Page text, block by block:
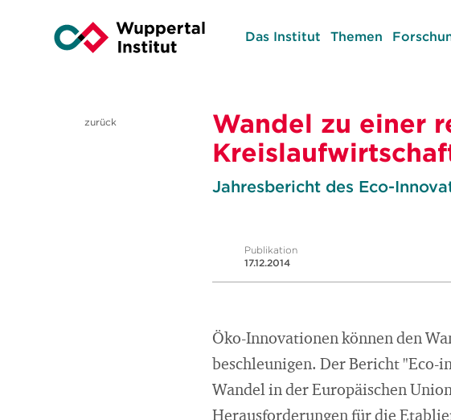
Das Institut Themen
zurück
Wandel zu einer
Jahresbericht des Eco-
Publikation
17.12.2014
Öko-Innovationen können den
beschleunigen. Der Bericht
Wandel in der Europäischen
Herausforderungen für die